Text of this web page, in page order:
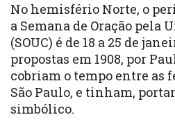
No hemisfério Norte, o
a Semana de Oração pela
(SOUC) é de 18 a 25 de
propostas em 1908, por
cobriam o tempo entre as
São Paulo, e tinham,
simbólico.